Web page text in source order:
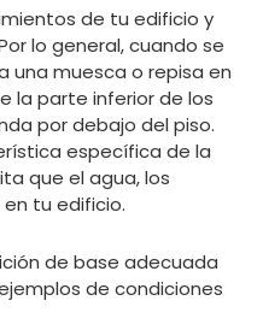
de tu edificio y
lo general, cuando se
una muesca o repisa en
la parte inferior de los
por debajo del piso.
específica de la
que el agua, los
tu edificio.
de base adecuada
de condiciones